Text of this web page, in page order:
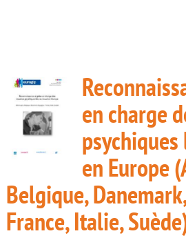
en charge
en Europe
Belgique,
France, Italie,